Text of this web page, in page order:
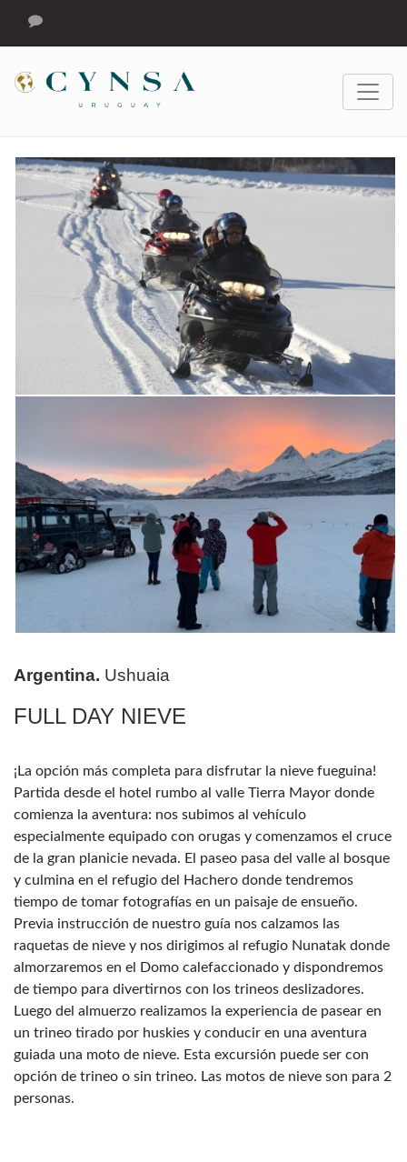
Argentina. Ushuaia
FULL DAY NIEVE
¡La opción más completa para disfrutar la nieve fueguina!
Partida desde el hotel rumbo al valle Tierra Mayor donde
comienza la aventura: nos subimos al vehículo
especialmente equipado con orugas y comenzamos el cruce
de la gran planicie nevada. El paseo pasa del valle al bosque
y culmina en el refugio del Hachero donde tendremos
tiempo de tomar fotografías en un paisaje de ensueño.
Previa instrucción de nuestro guía nos calzamos las
raquetas de nieve y nos dirigimos al refugio Nunatak donde
almorzaremos en el Domo calefaccionado y dispondremos
de tiempo para divertirnos con los trineos deslizadores.
Luego del almuerzo realizamos la experiencia de pasear en
un trineo tirado por huskies y conducir en una aventura
guiada una moto de nieve. Esta excursión puede ser con
opción de trineo o sin trineo. Las motos de nieve son para 2
personas.